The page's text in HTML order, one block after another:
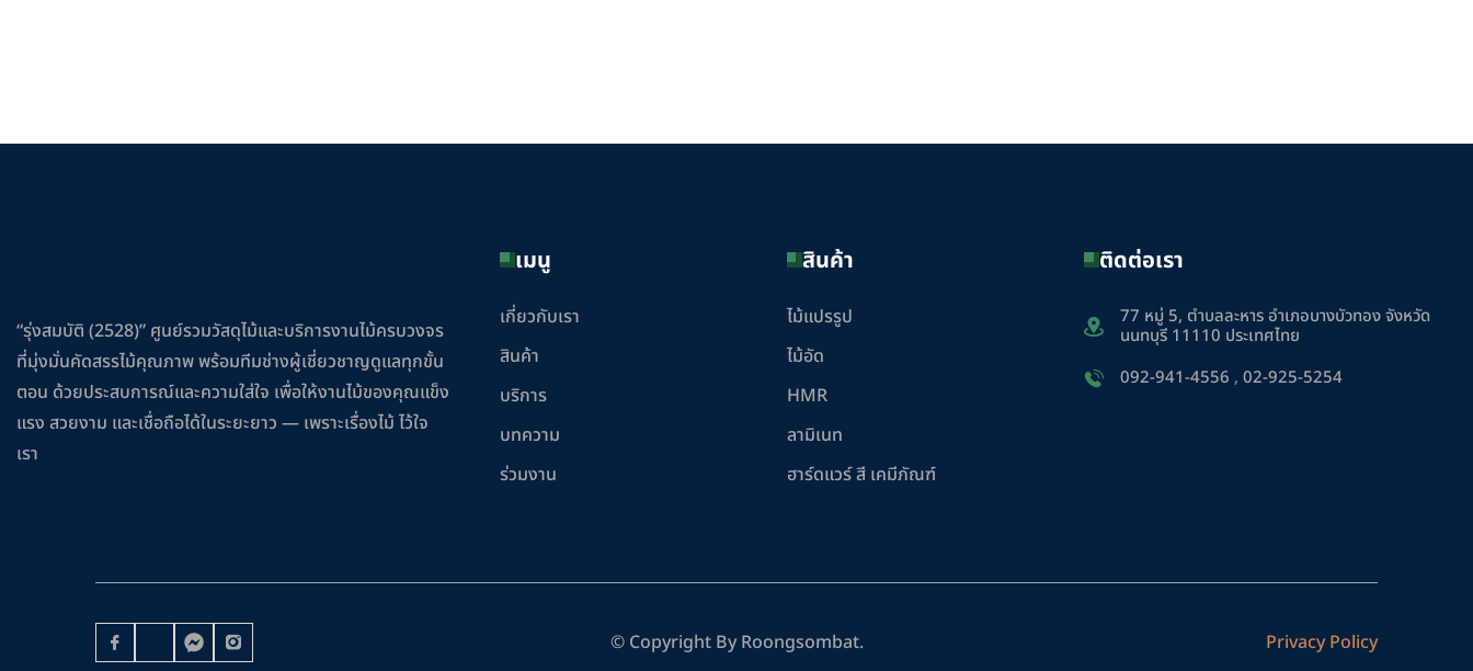
“รุ่งสมบัติ (2528)” ศูนย์รวมวัสดุไม้และบริการงานไม้ครบวงจร
ที่มุ่งมั่นคัดสรรไม้คุณภาพ พร้อมทีมช่างผู้เชี่ยวชาญดูแลทุกขั้น
ตอน ด้วยประสบการณ์และความใส่ใจ เพื่อให้งานไม้ของคุณแข็ง
แรง สวยงาม และเชื่อถือได้ในระยะยาว — เพราะเรื่องไม้ ไว้ใจ
เรา
เมนู
เกี่ยวกับเรา
สินค้า
บริการ
บทความ
ร่วมงาน
สินค้า
ไม้แปรรูป
ไม้อัด
HMR
ลามิเนท
ฮาร์ดแวร์ สี เคมีภัณฑ์
ติดต่อเรา
77 หมู่ 5, ตำบลละหาร อำเภอบางบัวทอง จังหวัด
นนทบุรี 11110 ประเทศไทย
092-941-4556 ,02-925-5254
© Copyright By Roongsombat. Privacy Policy